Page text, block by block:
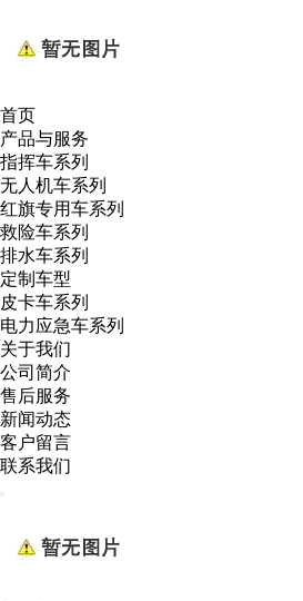
首页
产品与服务
指挥车系列
无人机车系列
红旗专用车系列
救险车系列
排水车系列
定制车型
皮卡车系列
电力应急车系列
关于我们
公司简介
售后服务
新闻动态
客户留言
联系我们